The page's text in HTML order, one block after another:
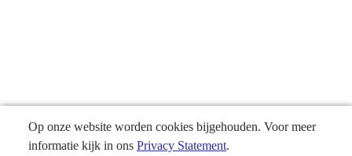
Op onze website worden cookies bijgehouden. Voor meer
informatie kijk in ons Privacy Statement.